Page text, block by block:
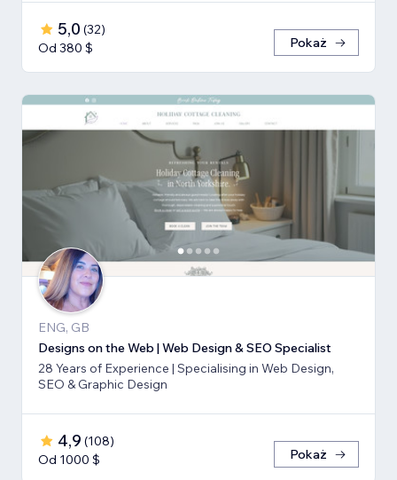
5,0 (32)
Od 380 $
Pokaż
ENG, GB
Designs on the Web | Web Design & SEO Specialist
28 Years of Experience | Specialising in Web Design,
SEO & Graphic Design
4,9 (108)
Od 1000 $
Pokaż